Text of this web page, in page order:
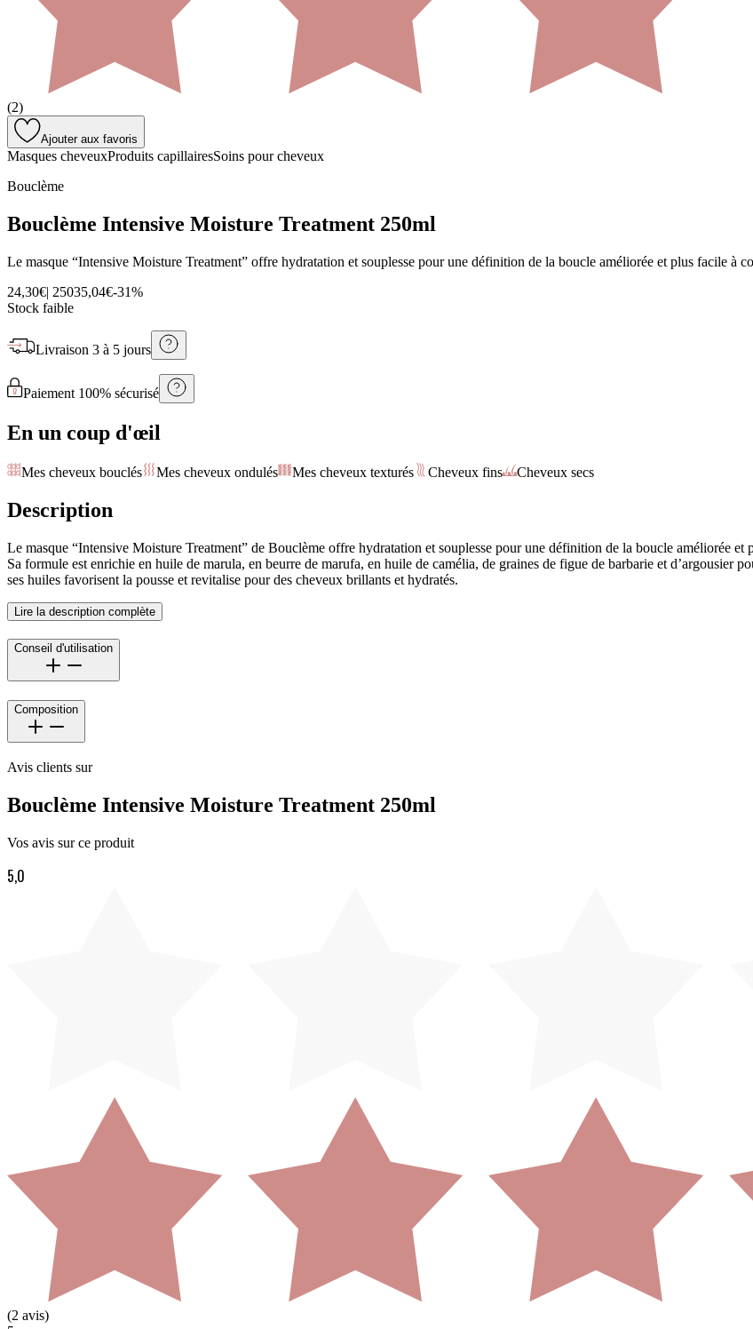
(2)
Ajouter aux favoris
Masques cheveuxProduits capillairesSoins pour cheveux
Bouclème
Bouclème Intensive Moisture Treatment 250ml
Le masque “Intensive Moisture Treatment” offre hydratation et souplesse pour une définition de la boucle améliorée et plus facile à
24,30€| 25035,04€-31%
Stock faible
Livraison 3 à 5 jours
Paiement 100% sécurisé
En un coup d'œil
Mes cheveux bouclés Mes cheveux ondulés Mes cheveux texturés Cheveux fins Cheveux secs
Description
Le masque “Intensive Moisture Treatment” de Bouclème offre hydratation et souplesse pour une définition de la boucle améliorée et
Sa formule est enrichie en huile de marula, en beurre de marufa, en huile de camélia, de graines de figue de barbarie et d’argousier
ses huiles favorisent la pousse et revitalise pour des cheveux brillants et hydratés.
Lire la description complète
Conseil d'utilisation
Composition
Avis clients sur
Bouclème Intensive Moisture Treatment 250ml
Vos avis sur ce produit
5,0
(2 avis)